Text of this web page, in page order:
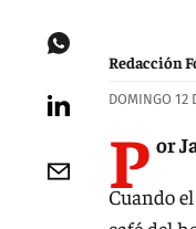
Redacción
DOMINGO 12
P or
Cuando